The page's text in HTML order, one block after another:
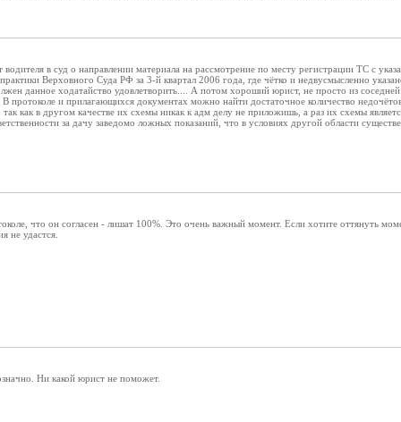
водителя в суд о направлении материала на рассмотрение по месту регистрации ТС с
практики Верховного Суда РФ за 3-й квартал 2006 года, где чётко и недвусмысленно
данное ходатайство удовлетворить.... А потом хороший юрист, не просто из
протоколе и прилагающихся документах можно найти достаточное количество
так как в другом качестве их схемы никак к адм делу не приложишь, а раз их схемы
за дачу заведомо ложных показаний, что в условиях другой области
что он согласен - лишат 100%. Это очень важный момент. Если хотите оттянуть
не удастся.
Ни какой юрист не поможет.